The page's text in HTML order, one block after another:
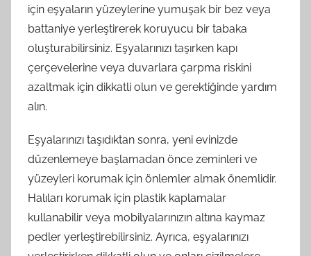
için eşyaların yüzeylerine yumuşak bir bez veya
battaniye yerleştirerek koruyucu bir tabaka
oluşturabilirsiniz. Eşyalarınızı taşırken kapı
çerçevelerine veya duvarlara çarpma riskini
azaltmak için dikkatli olun ve gerektiğinde yardım
alın.
Eşyalarınızı taşıdıktan sonra, yeni evinizde
düzenlemeye başlamadan önce zeminleri ve
yüzeyleri korumak için önlemler almak önemlidir.
Halıları korumak için plastik kaplamalar
kullanabilir veya mobilyalarınızın altına kaymaz
pedler yerleştirebilirsiniz. Ayrıca, eşyalarınızı